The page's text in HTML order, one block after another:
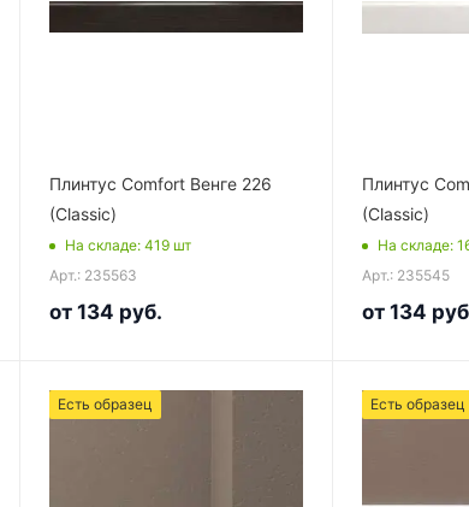
Плинтус Comfort Венге 226
(Classic)
На складе: 419 шт
Арт.: 235563
от 134 руб.
Плинтус
(Classic)
На складе:
Арт.: 235545
от 134
Есть образец Есть образец